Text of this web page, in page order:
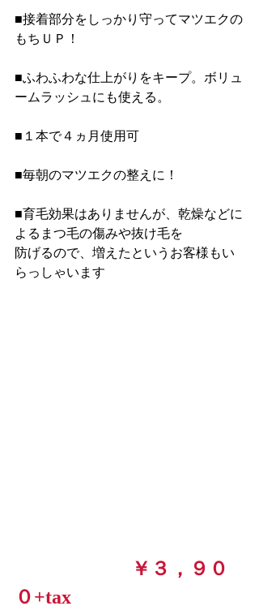
■接着部分をしっかり守ってマツエクの
もちＵＰ！
■ふわふわな仕上がりをキープ。ボリュ
ームラッシュにも使える。
■１本で４ヵ月使用可
■毎朝のマツエクの整えに！
■育毛効果はありませんが、乾燥などに
よるまつ毛の傷みや抜け毛を
防げるので、増えたというお客様もい
らっしゃいます
０+tax